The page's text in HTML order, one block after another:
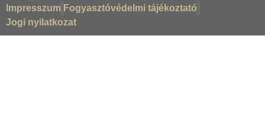
Impresszum Fogyasztóvédelmi tájékoztató
Jogi nyilatkozat